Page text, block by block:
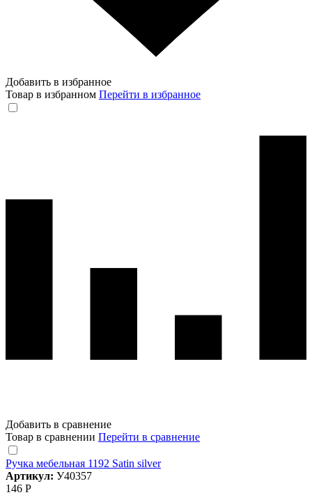
Добавить в избранное
Товар в избранном Перейти в избранное
Добавить в сравнение
Товар в сравнении Перейти в сравнение
Ручка мебельная 1192 Satin silver
Артикул: У40357
146 Р